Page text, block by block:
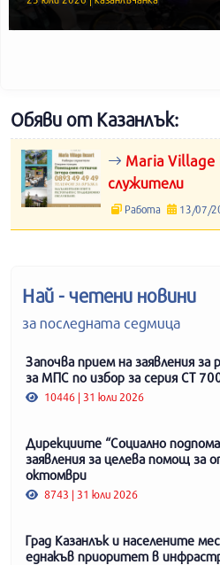
Обяви от Казанлък:
Maria Village
служители
Работа 13/07/
Най - четени новини
за последната седмица
Започва прием на заявления за
за МПС по избор за серия СТ
10446 | 31 юли 2026
Дирекциите “Социално
заявления за целева помощ за
октомври
8743 | 31 юли 2026
Град Казанлък и населените
еднакъв приоритет в